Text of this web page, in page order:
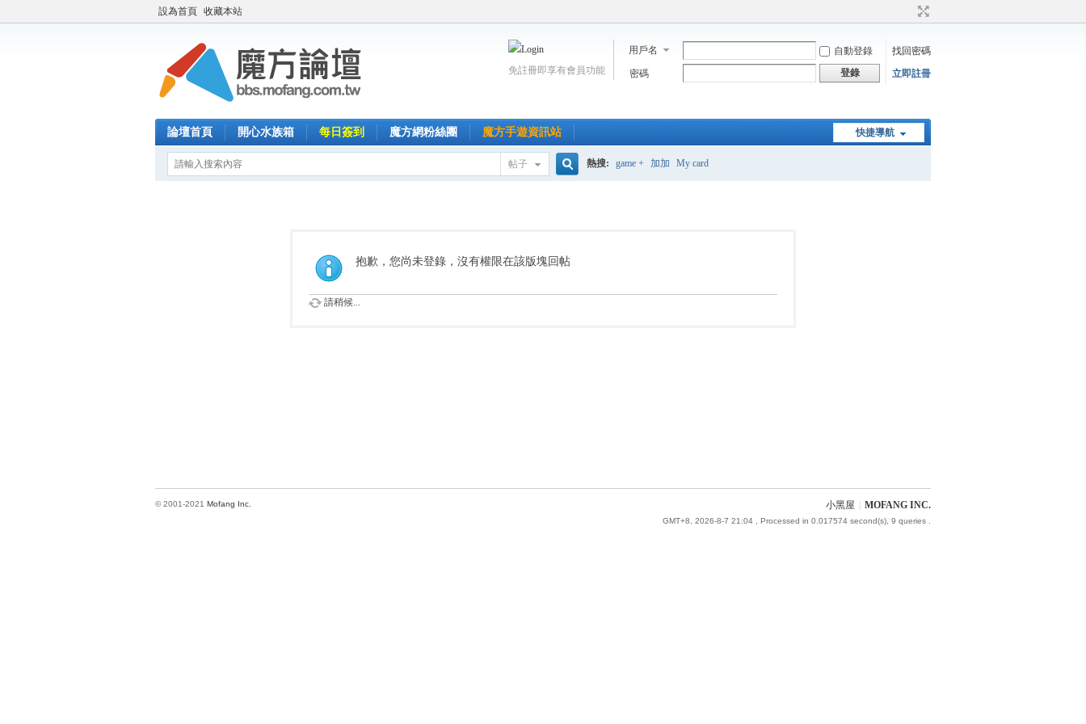
設為首頁 收藏本站
用戶名 自動登錄
找回密碼
密碼
登錄 立即註冊
免註冊即享有會員功能
快捷導航
論壇首頁 開心水族箱 每日簽到 魔方網粉絲團 魔方手遊資訊站
帖子
索
熱搜: game + 加加 My card
抱歉，您尚未登錄，沒有權限在該版塊回帖
請稍候...
小黑屋 MOFANG INC.
GMT+8, 2026-8-7 21:04 , Processed in 0.017574 second(s), 9 queries .
© 2001-2021 Mofang Inc.